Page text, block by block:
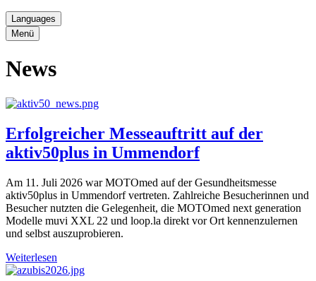
Languages
Menü
News
Erfolgreicher Messeauftritt auf der
aktiv50plus in Ummendorf
Am 11. Juli 2026 war MOTOmed auf der Gesundheitsmesse
aktiv50plus in Ummendorf vertreten. Zahlreiche Besucherinnen und
Besucher nutzten die Gelegenheit, die MOTOmed next generation
Modelle muvi XXL 22 und loop.la direkt vor Ort kennenzulernen
und selbst auszuprobieren.
Weiterlesen